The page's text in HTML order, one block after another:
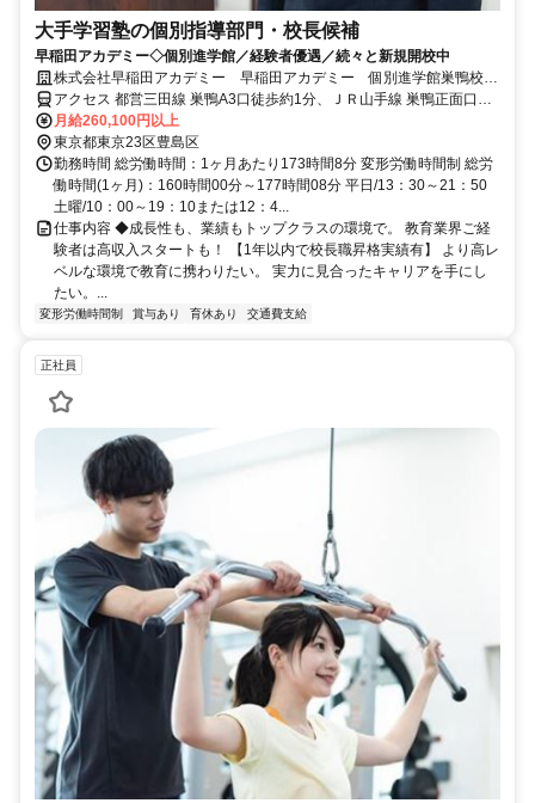
大手学習塾の個別指導部門・校長候補
早稲田アカデミー◇個別進学館／経験者優遇／続々と新規開校中
株式会社早稲田アカデミー 早稲田アカデミー 個別進学館巣鴨校
正社員(講師職)
アクセス 都営三田線 巣鴨A3口徒歩約1分、ＪＲ山手線 巣鴨正面口徒
歩約4分、都電荒川線 大塚駅前北口(東)徒歩約13分
月給260,100円以上
東京都東京23区豊島区
勤務時間 総労働時間：1ヶ月あたり173時間8分 変形労働時間制 総労
働時間(1ヶ月)：160時間00分～177時間08分 平日/13：30～21：50
土曜/10：00～19：10または12：4...
仕事内容 ◆成長性も、業績もトップクラスの環境で。 教育業界ご経
験者は高収入スタートも！ 【1年以内で校長職昇格実績有】 より高レ
ベルな環境で教育に携わりたい。 実力に見合ったキャリアを手にし
たい。...
変形労働時間制 賞与あり 育休あり 交通費支給
正社員